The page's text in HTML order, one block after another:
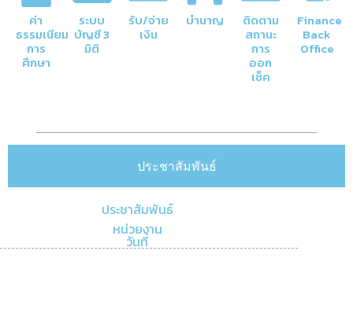
ภารกิจหลักของกองคลัง
การจัดการด้านการเงินและบัญชีของ
มหาวิทยาลัยให้มีความโปร่งใสและมีประสิทธิภาพ
ค่า
ธรรมเนียม
การ
ศึกษา
ระบบ
บัญชี 3
มิติ
รับ/จ่าย
เงิน
บำนาญ ติดตาม
สถานะ
การ
ออก
เช็ค
Finance
Back
Office
ประชาสัมพันธ์
ประชาสัมพันธ์
หน่วยงาน
วันที่